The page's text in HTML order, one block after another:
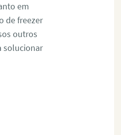
em
de freezer
outros
solucionar